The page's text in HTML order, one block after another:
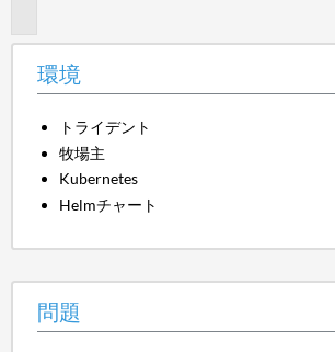
環境
トライデント
牧場主
Kubernetes
Helmチャート
問題